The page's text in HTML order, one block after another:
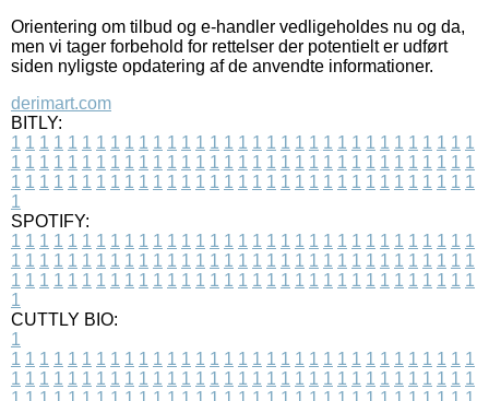
Orientering om tilbud og e-handler vedligeholdes nu og da,
men vi tager forbehold for rettelser der potentielt er udført
siden nyligste opdatering af de anvendte informationer.
derimart.com
BITLY:
1 1 1 1 1 1 1 1 1 1 1 1 1 1 1 1 1 1 1 1 1 1 1 1 1 1 1 1 1 1 1 1 1
1 1 1 1 1 1 1 1 1 1 1 1 1 1 1 1 1 1 1 1 1 1 1 1 1 1 1 1 1 1 1 1 1
1 1 1 1 1 1 1 1 1 1 1 1 1 1 1 1 1 1 1 1 1 1 1 1 1 1 1 1 1 1 1 1 1
1
SPOTIFY:
1 1 1 1 1 1 1 1 1 1 1 1 1 1 1 1 1 1 1 1 1 1 1 1 1 1 1 1 1 1 1 1 1
1 1 1 1 1 1 1 1 1 1 1 1 1 1 1 1 1 1 1 1 1 1 1 1 1 1 1 1 1 1 1 1 1
1 1 1 1 1 1 1 1 1 1 1 1 1 1 1 1 1 1 1 1 1 1 1 1 1 1 1 1 1 1 1 1 1
1
CUTTLY BIO:
1
1 1 1 1 1 1 1 1 1 1 1 1 1 1 1 1 1 1 1 1 1 1 1 1 1 1 1 1 1 1 1 1 1
1 1 1 1 1 1 1 1 1 1 1 1 1 1 1 1 1 1 1 1 1 1 1 1 1 1 1 1 1 1 1 1 1